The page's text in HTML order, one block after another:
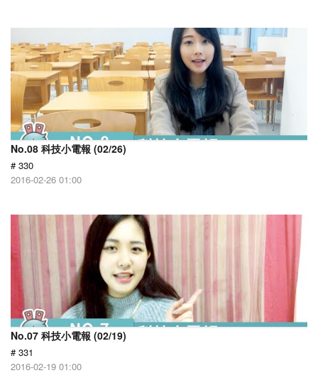
No.08 科技小電報 (02/26)
# 330
2016-02-26 01:00
No.07 科技小電報 (02/19)
# 331
2016-02-19 01:00